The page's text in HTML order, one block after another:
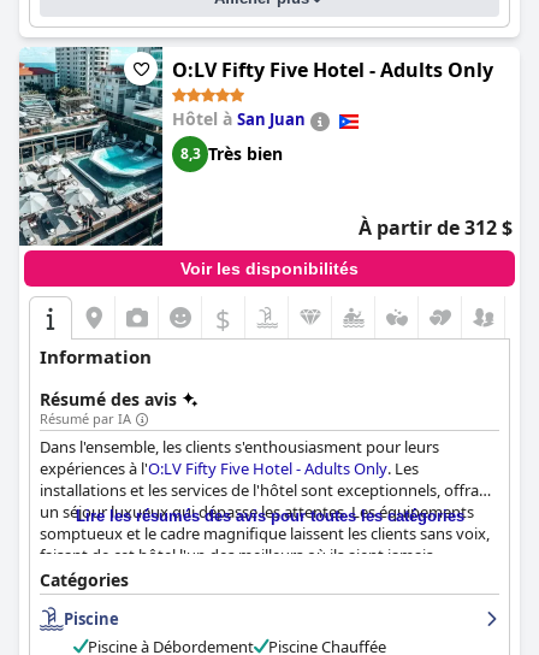
O:LV Fifty Five Hotel - Adults Only
Hôtel à San Juan
8,3 Très bien
À partir de 312 $
Voir les disponibilités
$
Information
Résumé des avis
Résumé par IA
Dans l'ensemble, les clients s'enthousiasment pour leurs
expériences à l'O:LV Fifty Five Hotel - Adults Only. Les
installations et les services de l'hôtel sont exceptionnels, offrant
un séjour luxueux qui dépasse les attentes. Les équipements
somptueux et le cadre magnifique laissent les clients sans voix,
faisant de cet hôtel l'un des meilleurs où ils aient jamais
séjourné. Bien que certains clients s'interrogent sur le prix, cet
hôtel offre un rapport qualité-prix exceptionnel pour ceux qui
veulent le meilleur. En bref, un séjour à l'O:LV Fifty Five Hotel est
une expérience fabuleuse et inoubliable à ne pas manquer.
Lire les résumés des avis pour toutes les catégories
Catégories
Piscine
Piscine à Débordement
Piscine Chauffée